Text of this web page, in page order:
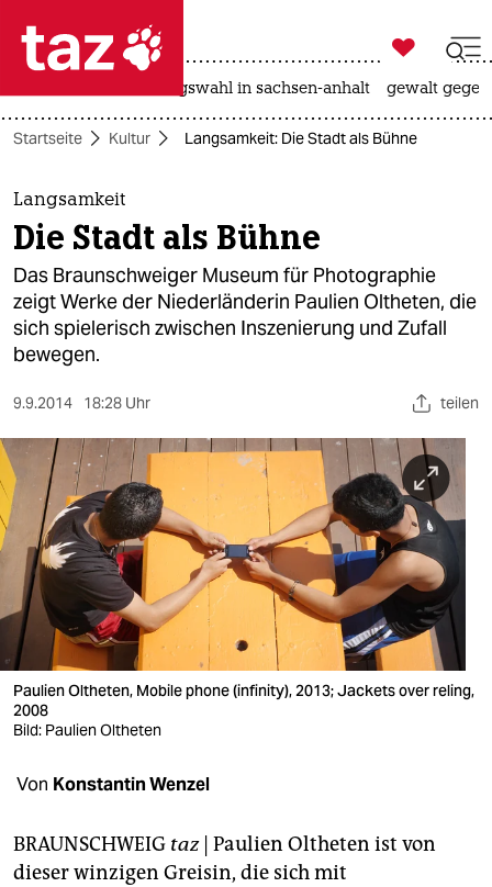
 taz zahl ich
taz zahl ich
themen
politik
öko
gesellschaft
kultur
sport
berlin
nord
wahrheit
verlag
verlag
veranstaltungen
unterstützen

taz zahl ich
landtagswahl in sachsen-anhalt gewalt
Startseite Kultur Langsamkeit: Die Stadt als Bühne
Langsamkeit
Die Stadt als Bühne
Das Braunschweiger Museum für Photographie
zeigt Werke der Niederländerin Paulien Oltheten, die
sich spielerisch zwischen Inszenierung und Zufall
bewegen.
9.9.2014 18:28 Uhr teilen
Paulien Oltheten, Mobile phone (infinity), 2013; Jackets over reling,
2008
Bild: Paulien Oltheten
Von Konstantin Wenzel
BRAUNSCHWEIG taz| Paulien Oltheten ist von
dieser winzigen Greisin, die sich mit